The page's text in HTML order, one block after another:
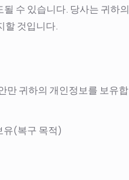
수 있습니다. 당사는 귀하의
할 것입니다.
만 귀하의 개인정보를 보유합
유(복구 목적)